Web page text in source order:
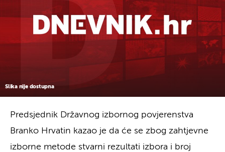
Slika nije dostupna
Predsjednik Državnog izbornog povjerenstva
Branko Hrvatin kazao je da će se zbog zahtjevne
izborne metode stvarni rezultati izbora i broj